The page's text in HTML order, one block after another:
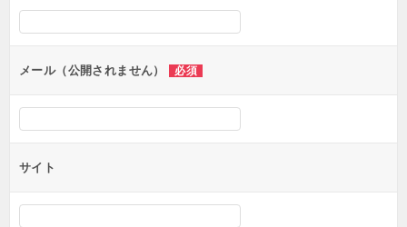
シ
ョ
ンメール（公開されません） 必須
サイト